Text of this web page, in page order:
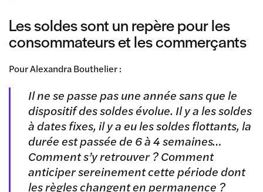
Les soldes sont un repère pour les
consommateurs et les commerçants
Pour Alexandra Bouthelier :
Il ne se passe pas une année sans que le
dispositif des soldes évolue. Il y a les soldes
à dates fixes, il y a eu les soldes flottants, la
durée est passée de 6 à 4 semaines…
Comment s’y retrouver ? Comment
anticiper sereinement cette période dont
les règles changent en permanence ?